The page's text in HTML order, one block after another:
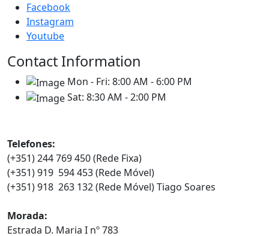
Facebook
Instagram
Youtube
Contact Information
Mon - Fri: 8:00 AM - 6:00 PM
Sat: 8:30 AM - 2:00 PM
Telefones:
(+351) 244 769 450 (Rede Fixa)
(+351) 919 594 453 (Rede Móvel)
(+351) 918 263 132 (Rede Móvel) Tiago Soares
Morada:
Estrada D. Maria I nº 783